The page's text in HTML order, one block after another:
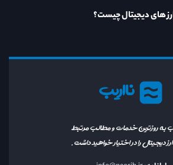
نااریب
به روزترین خدمات و مطالب مرتبط
ارز دیجیتال را در اختیار خواهید داشت.
ارز های دیجیتال چیست؟